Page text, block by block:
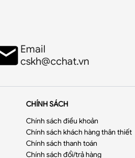
2. ĐẶC ĐIỂM SẢN PHẨM: Quần
➤Quần được yêu thích bởi chất
Email
cskh@cchat.vn
CHÍNH SÁCH
Chính sách điều khoản
Chính sách khách hàng thân thiết
Chính sách thanh toán
Chính sách đổi/trả hàng